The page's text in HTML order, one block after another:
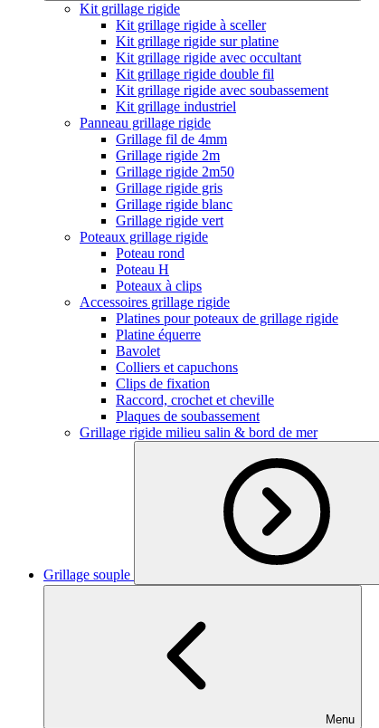
Kit grillage rigide
Kit grillage rigide à sceller
Kit grillage rigide sur platine
Kit grillage rigide avec occultant
Kit grillage rigide double fil
Kit grillage rigide avec soubassement
Kit grillage industriel
Panneau grillage rigide
Grillage fil de 4mm
Grillage rigide 2m
Grillage rigide 2m50
Grillage rigide gris
Grillage rigide blanc
Grillage rigide vert
Poteaux grillage rigide
Poteau rond
Poteau H
Poteaux à clips
Accessoires grillage rigide
Platines pour poteaux de grillage rigide
Platine équerre
Bavolet
Colliers et capuchons
Clips de fixation
Raccord, crochet et cheville
Plaques de soubassement
Grillage rigide milieu salin & bord de mer
Grillage souple
Menu